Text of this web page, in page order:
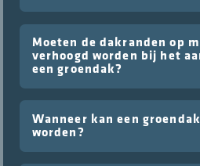
Moeten de dakranden op
verhoogd worden bij het
een groendak?
Wanneer kan een
worden?